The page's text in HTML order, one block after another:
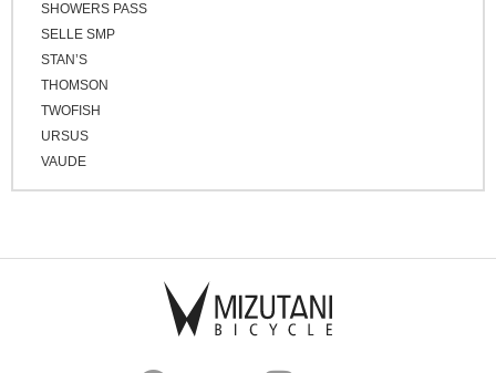
SHOWERS PASS
SELLE SMP
STAN’S
THOMSON
TWOFISH
URSUS
VAUDE